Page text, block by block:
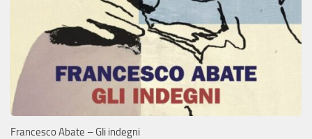
Francesco Abate – Gli indegni